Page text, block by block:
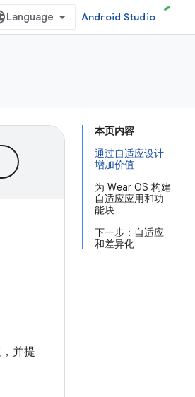
Android Studio
本页内容
通过自适应设计
增加价值
为 Wear OS 构建
自适应应用和功
能块
下一步：自适应
和差异化
并提